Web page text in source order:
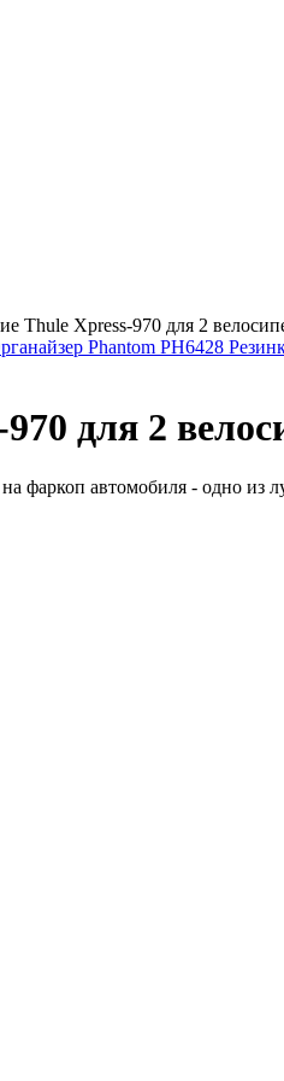
Thule Xpress-970 для 2
Phantom PH6428
для 2
фаркоп автомобиля - одно